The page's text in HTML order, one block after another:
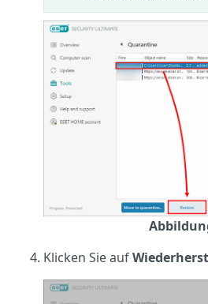
Klicken Sie auf